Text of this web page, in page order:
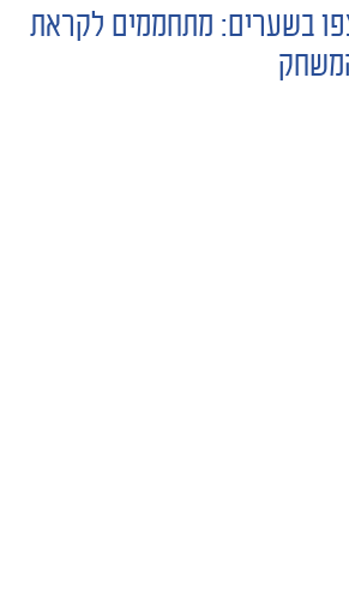
בשערים: מתחממים לקראת